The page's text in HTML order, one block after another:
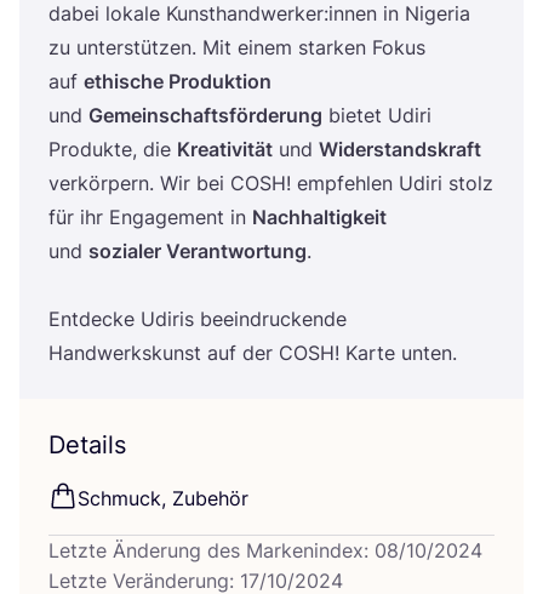
dabei loka­le Kunsthandwerker:innen in Nige­ria
zu unter­stüt­zen. Mit einem star­ken Fokus
auf ethi­sche Pro­duk­ti­on
und Gemein­schafts­för­de­rung bie­tet Udi­ri
Pro­duk­te, die Krea­ti­vi­tät und Wider­stands­kraft
ver­kör­pern. Wir bei COSH! emp­feh­len Udi­ri stolz
für ihr Enga­ge­ment in Nach­hal­tig­keit
und sozia­ler Ver­ant­wor­tung.
Ent­de­cke Udiris beein­dru­cken­de
Hand­werks­kunst auf der COSH! Kar­te unten.
Details
Schmuck, Zube­hör
Letzte Änderung des Markenindex: 08/10/2024
Letzte Veränderung: 17/10/2024